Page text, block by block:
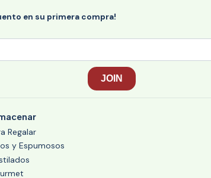
en su primera compra!
Regalar
y Espumosos